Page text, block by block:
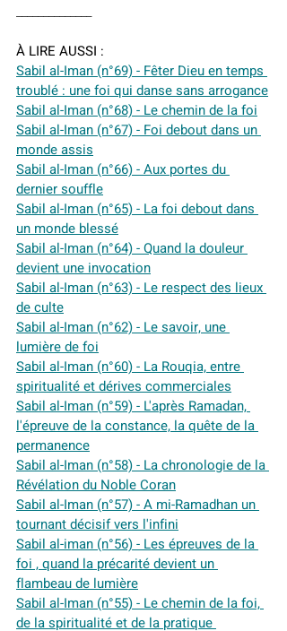
______________
À LIRE AUSSI :
Sabil al-Iman (n°69) - Fêter Dieu en temps
troublé : une foi qui danse sans arrogance
Sabil al-Iman (n°68) - Le chemin de la foi
Sabil al-Iman (n°67) - Foi debout dans un
monde assis
Sabil al-Iman (n°66) - Aux portes du
dernier souffle
Sabil al-Iman (n°65) - La foi debout dans
un monde blessé
Sabil al-Iman (n°64) - Quand la douleur
devient une invocation
Sabil al-Iman (n°63) - Le respect des lieux
de culte
Sabil al-Iman (n°62) - Le savoir, une
lumière de foi
Sabil al-Iman (n°60) - La Rouqia, entre
spiritualité et dérives commerciales
Sabil al-Iman (n°59) - L'après Ramadan,
l'épreuve de la constance, la quête de la
permanence
Sabil al-Iman (n°58) - La chronologie de la
Révélation du Noble Coran
Sabil al-Iman (n°57) - A mi-Ramadhan un
tournant décisif vers l'infini
Sabil al-iman (n°56) - Les épreuves de la
foi , quand la précarité devient un
flambeau de lumière
Sabil al-Iman (n°55) - Le chemin de la foi,
de la spiritualité et de la pratique